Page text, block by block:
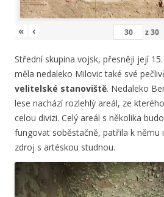
« ‹ z30
Střední skupina vojsk, přesněji její
měla nedaleko Milovic také své
velitelské stanoviště. Nedaleko
lese nachází rozlehlý areál, ze
celou divizi. Celý areál s několika
fungovat soběstačně, patřila k němu
zdroj s artéskou studnou.